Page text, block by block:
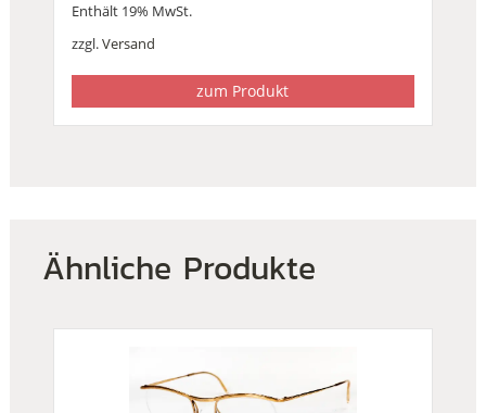
Enthält 19% MwSt.
zzgl.Versand
zum Produkt
Ähnliche Produkte